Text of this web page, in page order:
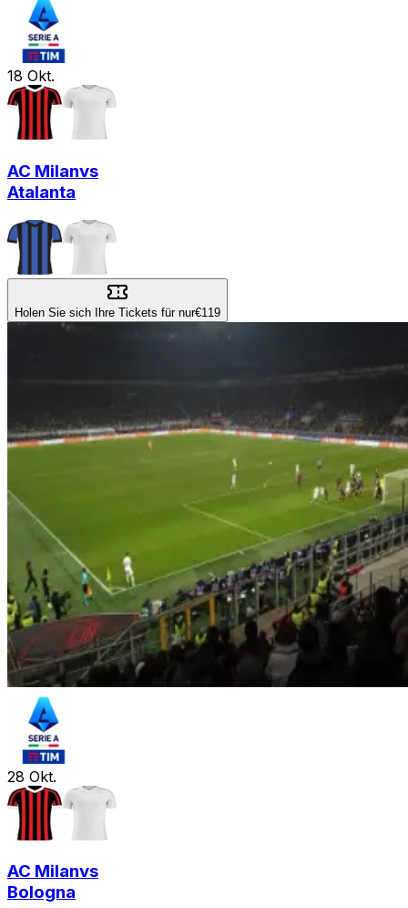
18 Okt.
AC Milanvs
Atalanta
Holen Sie sich Ihre Tickets für nur€119
28 Okt.
AC Milanvs
Bologna